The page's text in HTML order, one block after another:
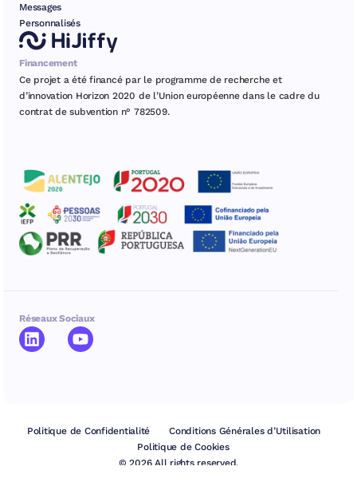
Financement
Ce projet a été financé par le programme de recherche et
d’innovation Horizon 2020 de l’Union européenne dans le cadre du
contrat de subvention n° 782509.
Réseaux Sociaux
Messages
Personnalisés
© 2026 All rights reserved.
Politique de Confidentialité
Conditions Générales d’Utilisation
Politique de Cookies